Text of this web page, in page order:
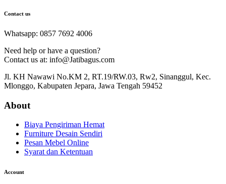
Contact us
Whatsapp: 0857 7692 4006
Need help or have a question?
Contact us at: info@Jatibagus.com
Jl. KH Nawawi No.KM 2, RT.19/RW.03, Rw2, Sinanggul, Kec.
Mlonggo, Kabupaten Jepara, Jawa Tengah 59452
About
Biaya Pengiriman Hemat
Furniture Desain Sendiri
Pesan Mebel Online
Syarat dan Ketentuan
Account